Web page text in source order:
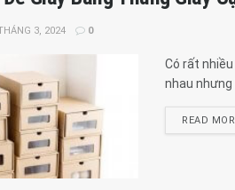
3, 2024 0
Có rất
nhau nhưng
READ